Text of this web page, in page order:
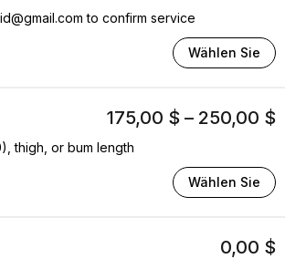
to confirm service
Wählen Sie
175,00 $ – 250,00 $
thigh, or bum length
Wählen Sie
0,00 $